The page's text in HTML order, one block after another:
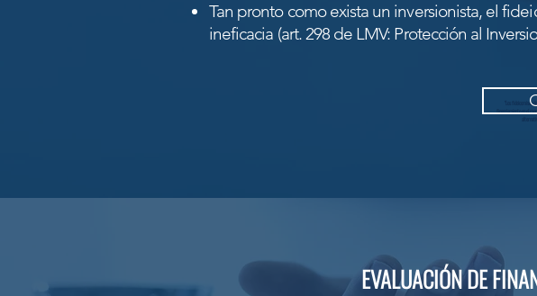
Tan pronto como exista un inversionista, el
ineficacia (art. 298 de LMV: Protección al
"Los
financiamiento en el
EVALUACIÓN DE